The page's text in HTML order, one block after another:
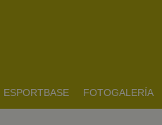
ESPORTBASE FOTOGALERÍA